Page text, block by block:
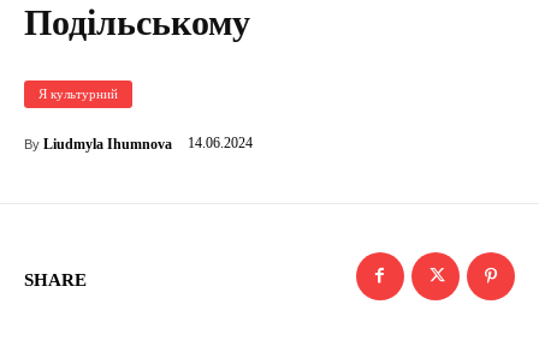
Подільському
Я культурний
By Liudmyla Іhumnova 14.06.2024
SHARE